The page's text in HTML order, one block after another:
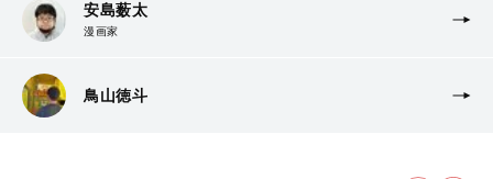
安島薮太
漫画家
鳥山徳斗